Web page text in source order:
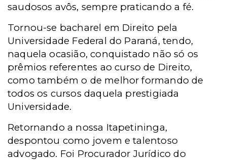
saudosos avôs, sempre praticando a fé.
Tornou-se bacharel em Direito pela
Universidade Federal do Paraná, tendo,
naquela ocasião, conquistado não só os
prêmios referentes ao curso de Direito,
como também o de melhor formando de
todos os cursos daquela prestigiada
Universidade.
Retornando a nossa Itapetininga,
despontou como jovem e talentoso
advogado. Foi Procurador Jurídico do